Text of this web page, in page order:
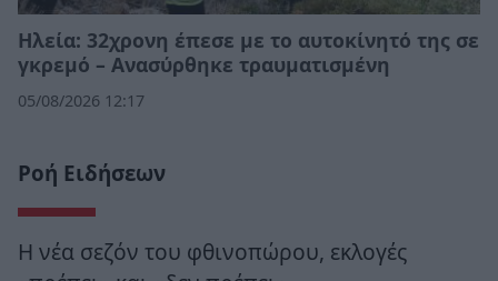
Ηλεία: 32χρονη έπεσε με το αυτοκίνητό της σε
γκρεμό – Ανασύρθηκε τραυματισμένη
05/08/2026 12:17
Ροή Ειδήσεων
Η νέα σεζόν του φθινοπώρου, εκλογές